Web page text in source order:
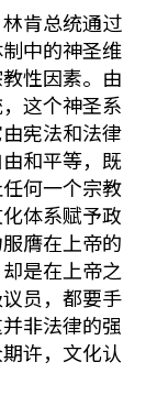
肯总统通过
中的神圣维
性因素。由
这个神圣系
宪法和法律
和平等，既
何一个宗教
体系赋予政
膺在上帝的
是在上帝之
员，都要手
非法律的强
许，文化认